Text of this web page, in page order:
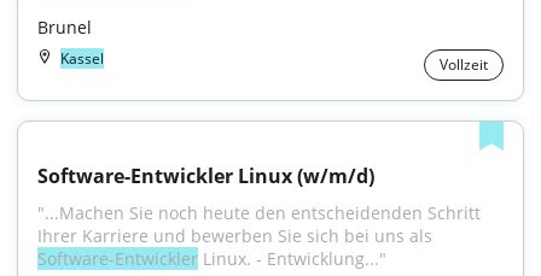
Brunel
Kassel Vollzeit
Software-Entwickler Linux (w/m/d)
"...Machen Sie noch heute den entscheidenden Schritt
Software-Entwickler Linux. - Entwicklung..."